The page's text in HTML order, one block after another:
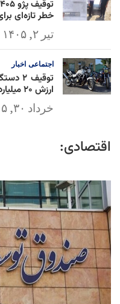
خطر تازه‌ای
تیر ۲, ۱۴۰۵
اجتماعی اخبار
ارزش ۲۰ میلیارد ریال در کشف جدید پلیس
خرداد ۳۰, ۱۴۰۵
اقتصادی: